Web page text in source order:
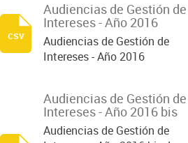
Audiencias de Gestión de
Intereses - Año 2016
Audiencias de Gestión de
Intereses - Año 2016
csv
Audiencias de Gestión de
Intereses - Año 2016 bis
Audiencias de Gestión de